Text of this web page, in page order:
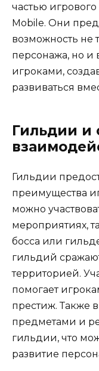
частью
Mobile. Они
возможность не
персонажа, но и
игроками,
развиваться
Гильдии и
Гильдии
преимущества
можно
мероприятиях,
босса или
гильдий
территорией.
помогает
престиж. Также
предметами и
гильдии, что
развитие